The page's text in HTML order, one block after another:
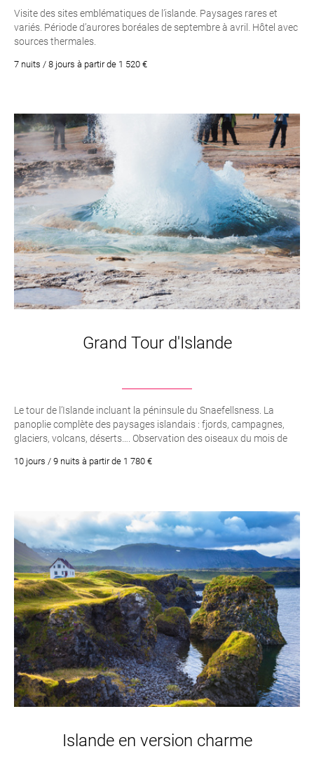
Visite des sites emblématiques de l’islande. Paysages rares et
variés. Période d’aurores boréales de septembre à avril. Hôtel avec
sources thermales.
7 nuits / 8 jours à partir de 1 520 €
Grand Tour d'Islande
Le tour de l’Islande incluant la péninsule du Snaefellsness. La
panoplie complète des paysages islandais : fjords, campagnes,
glaciers, volcans, déserts…. Observation des oiseaux du mois de
pleine nature !
10 jours / 9 nuits à partir de 1 780 €
Islande en version charme